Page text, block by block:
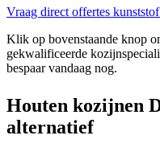
Vraag direct offertes
Klik op bovenstaande knop
gekwalificeerde
bespaar vandaag nog.
Houten kozijnen
alternatief